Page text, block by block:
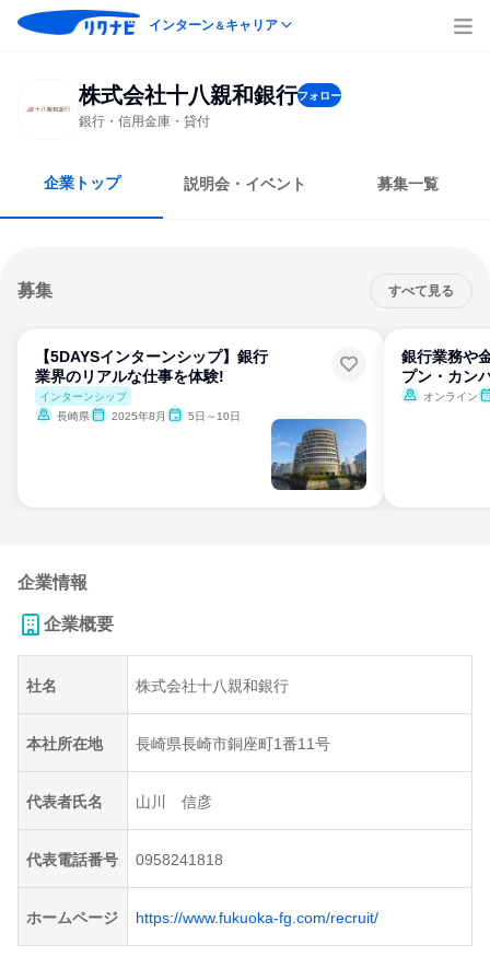
インターン＆キャリア
株式会社十八親和銀行フォロー
銀行・信用金庫・貸付
企業トップ 説明会・イベント 募集一覧
募集 すべて見る
【5DAYSインターンシップ】銀行
業界のリアルな仕事を体験!
インターンシップ
長崎県
2025年8月 5日～10日
銀行業務や
プン・カン
オンライン
企業情報
企業概要
社名 株式会社十八親和銀行
本社所在地 長崎県長崎市銅座町1番11号
代表者氏名 山川 信彦
代表電話番号 0958241818
ホームページ https://www.fukuoka-fg.com/recruit/